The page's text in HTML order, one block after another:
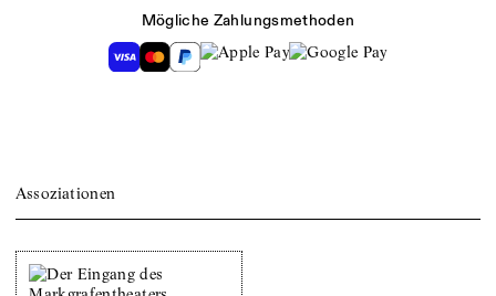
Mögliche Zahlungsmethoden
Assoziationen